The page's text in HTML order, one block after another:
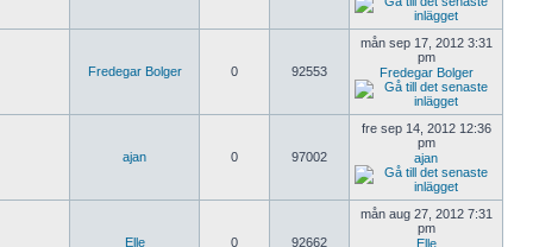
Fredegar Bolger 0 92553
mån sep 17, 2012 3:31
pm
Fredegar Bolger
ajan 0 97002
fre sep 14, 2012 12:36
pm
ajan
Elle 0 92662
mån aug 27, 2012 7:31
pm
Elle